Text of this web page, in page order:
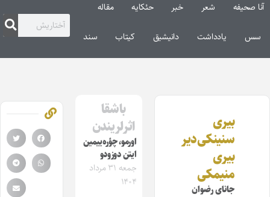
آنا صحیفه شعر خبر حئکایه مقاله‌
سس یادداشت دانیشیق کیتاب سند
بیری
سنینکی‌دیر
بیری
منیمکی
جانای رضوان
باشقا
اثرلریندن
اورمو، چؤره‌ییمین
ایتن دوزودو
جمعه ۳۱ مرداد
۱۴۰۴